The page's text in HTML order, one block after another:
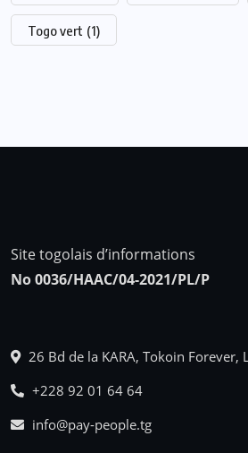
Togo vert (1)
Site togolais d’informations
No 0036/HAAC/04-2021/PL/P
26 Bd de la KARA, Tokoin Forever,
+228 92 01 64 64
info@pay-people.tg